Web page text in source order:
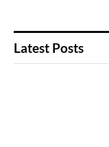
Latest Posts